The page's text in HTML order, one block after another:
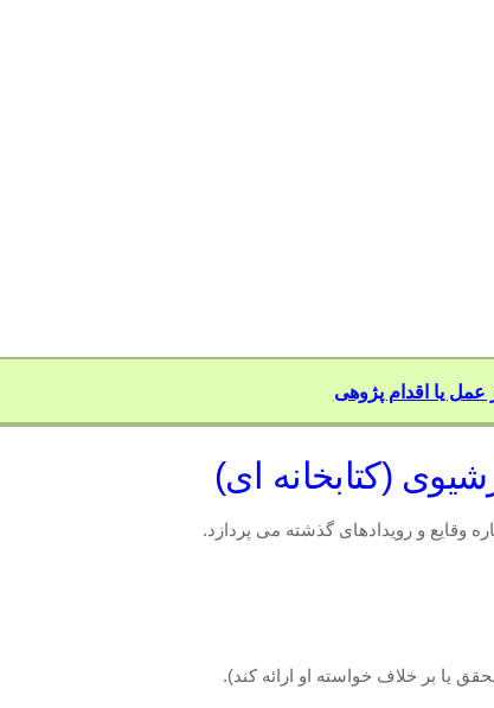
یا اقدام پژوهی
وقایع و رویدادهای گذشته می پردازد.
یا بر خلاف خواسته او ارائه کند).